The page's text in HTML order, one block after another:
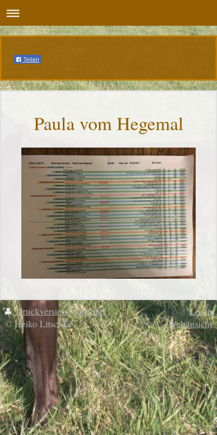
Teilen
Paula vom Hegemal
Druckversion| Sitemap
© Heiko Litschke
Login
Webansicht